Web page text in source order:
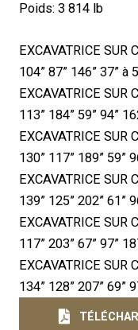
Poids: 3 814 lb
EXCAVATRICE
104” 87” 146” 37” à
EXCAVATRICE
113” 184” 59” 94”
EXCAVATRICE
130” 117” 189” 59”
EXCAVATRICE
139” 125” 202” 61”
EXCAVATRICE
117” 203” 67” 97”
EXCAVATRICE
134” 128” 207” 69”